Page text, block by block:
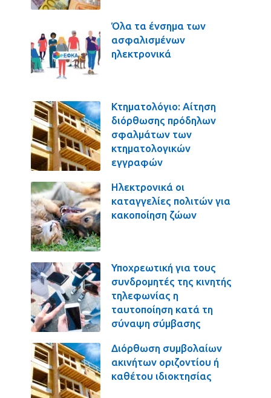
Όλα τα ένσημα των
ασφαλισμένων
ηλεκτρονικά
Κτηματολόγιο: Αίτηση
διόρθωσης πρόδηλων
σφαλμάτων των
κτηματολογικών
εγγραφών
Ηλεκτρονικά οι
καταγγελίες πολιτών για
κακοποίηση ζώων
Υποχρεωτική για τους
συνδρομητές της κινητής
τηλεφωνίας η
ταυτοποίηση κατά τη
σύναψη σύμβασης
Διόρθωση συμβολαίων
ακινήτων οριζοντίου ή
καθέτου ιδιοκτησίας